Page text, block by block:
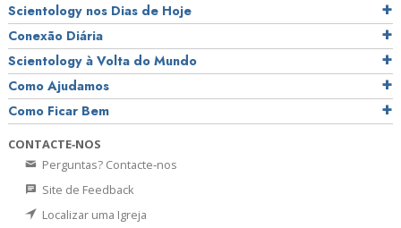
Scientology nos Dias de Hoje
Conexão Diária
Scientology à Volta do Mundo
Como Ajudamos
Como Ficar Bem
CONTACTE‑NOS
Perguntas? Contacte‑nos
Site de Feedback
Localizar uma Igreja